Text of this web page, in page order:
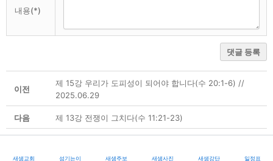
내용(*)
댓글 등록
이전
제 15강 우리가 도피성이 되어야 합니다(수 20:1-6) //
2025.06.29
다음 제 13강 전쟁이 그치다(수 11:21-23)
새샘교회 섬기는이 새샘주보 새샘사진 새샘강단 일정표